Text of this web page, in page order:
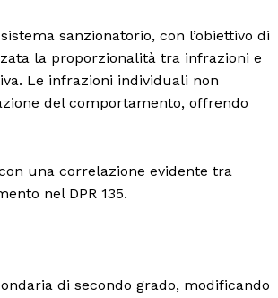
sanzionatorio, con l’obiettivo di
la proporzionalità tra infrazioni e
Le infrazioni individuali non
del comportamento, offrendo
una correlazione evidente tra
nel DPR 135.
di secondo grado, modificando